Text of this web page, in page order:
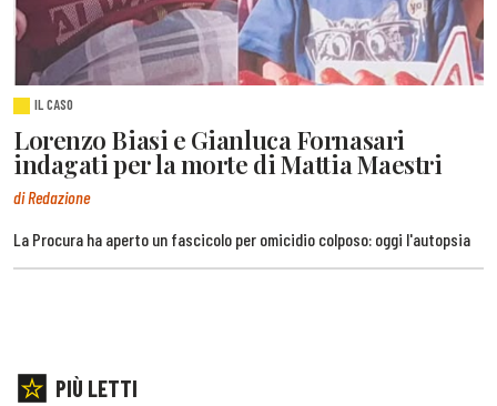
IL CASO
Lorenzo Biasi e Gianluca Fornasari
indagati per la morte di Mattia Maestri
di Redazione
La Procura ha aperto un fascicolo per omicidio colposo: oggi l'autopsia
PIÙ LETTI